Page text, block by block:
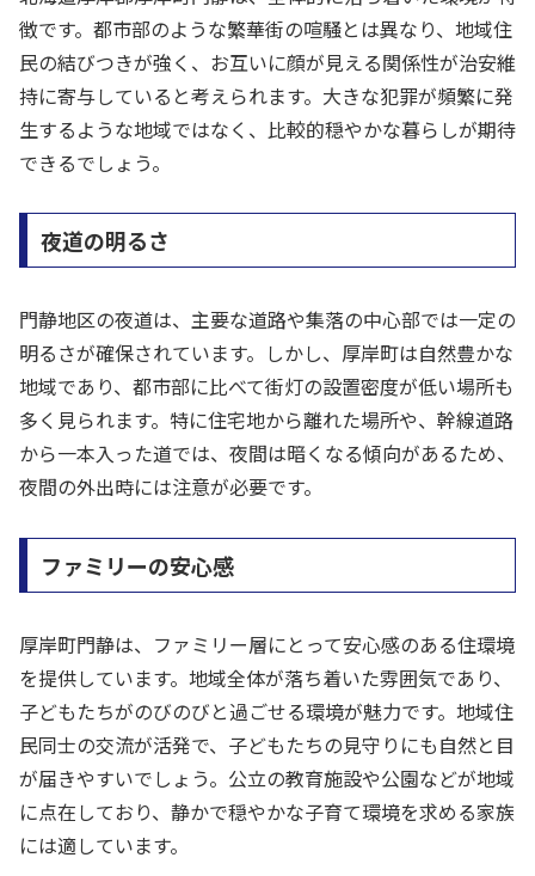
徴です。都市部のような繁華街の喧騒とは異なり、地域住
民の結びつきが強く、お互いに顔が見える関係性が治安維
持に寄与していると考えられます。大きな犯罪が頻繁に発
生するような地域ではなく、比較的穏やかな暮らしが期待
できるでしょう。
夜道の明るさ
門静地区の夜道は、主要な道路や集落の中心部では一定の
明るさが確保されています。しかし、厚岸町は自然豊かな
地域であり、都市部に比べて街灯の設置密度が低い場所も
多く見られます。特に住宅地から離れた場所や、幹線道路
から一本入った道では、夜間は暗くなる傾向があるため、
夜間の外出時には注意が必要です。
ファミリーの安心感
厚岸町門静は、ファミリー層にとって安心感のある住環境
を提供しています。地域全体が落ち着いた雰囲気であり、
子どもたちがのびのびと過ごせる環境が魅力です。地域住
民同士の交流が活発で、子どもたちの見守りにも自然と目
が届きやすいでしょう。公立の教育施設や公園などが地域
に点在しており、静かで穏やかな子育て環境を求める家族
には適しています。